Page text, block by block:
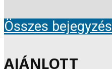
Összes bejegyzés
AJÁNLOTT